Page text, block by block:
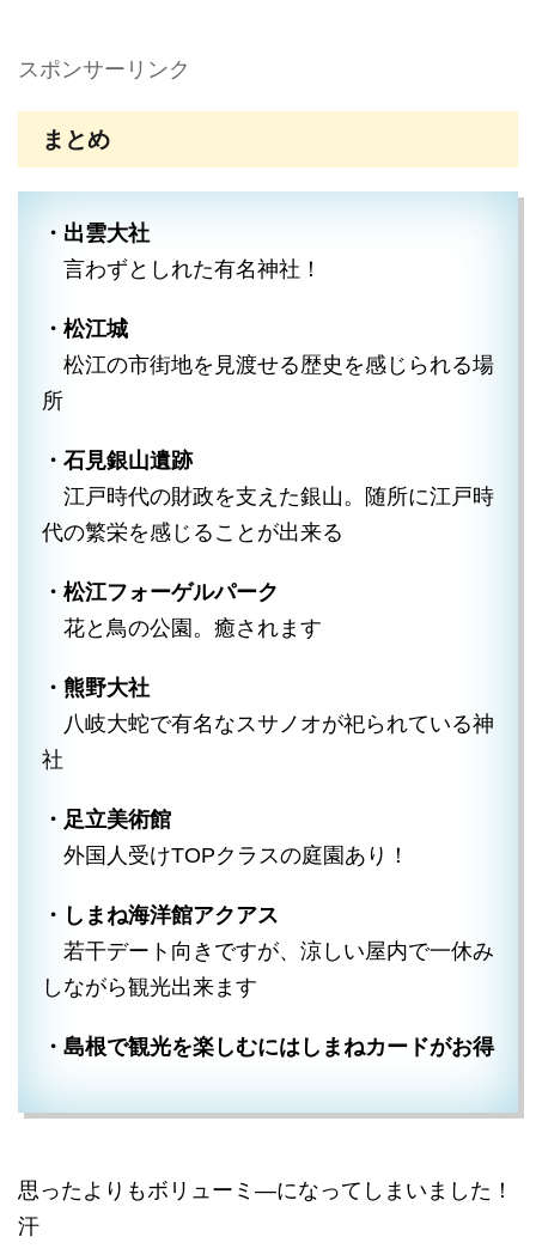
スポンサーリンク
まとめ
・出雲大社
言わずとしれた有名神社！
・松江城
松江の市街地を見渡せる歴史を感じられる場
所
・石見銀山遺跡
江戸時代の財政を支えた銀山。随所に江戸時
代の繁栄を感じることが出来る
・松江フォーゲルパーク
花と鳥の公園。癒されます
・熊野大社
八岐大蛇で有名なスサノオが祀られている神
社
・足立美術館
外国人受けTOPクラスの庭園あり！
・しまね海洋館アクアス
若干デート向きですが、涼しい屋内で一休み
しながら観光出来ます
・島根で観光を楽しむにはしまねカードがお得
思ったよりもボリューミ―になってしまいました！
汗